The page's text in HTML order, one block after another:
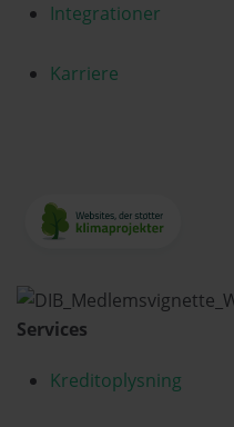
Integrationer
Karriere
Services
Kreditoplysning